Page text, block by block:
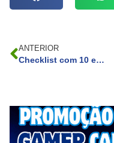
ANTERIOR
Checklist com 10 etapas para a estruturar uma área comercial